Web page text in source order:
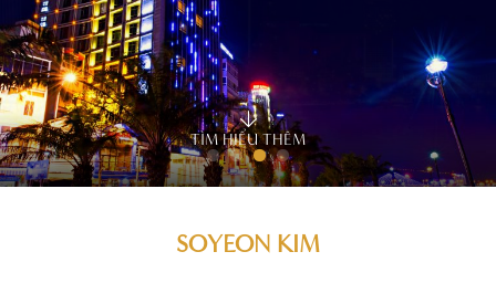
TÌM HIỂU THÊM
SOYEON KIM